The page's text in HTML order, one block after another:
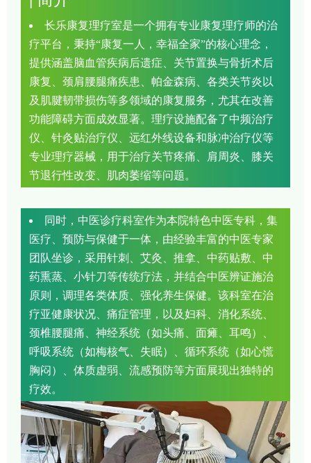
长乐康复理疗室是一个拥有专业康复理疗师的治
疗平台，秉持“康复一人，幸福全家”的核心理念，
提供涵盖脑血管疾病后遗症、关节置换与骨折术后
康复、颈肩腰腿痛疾患、帕金森病、各类关节炎以
及肌腱韧带损伤等多领域的康复服务，尤其在改善
功能障碍方面成效显著。理疗设施配备了中频治疗
仪、针灸贴治疗仪、远红外线设备和脉冲治疗仪等
专业理疗器械，用于治疗关节疼痛、肩周炎、膝关
节退行性改变、肌肉萎缩等问题。
同时，中医诊疗科室作为本院特色中医专科，集
医疗、预防与保健于一体，由经验丰富的中医专家
团队坐诊，采用针刺、艾灸、推拿、中药贴敷、中
药熏蒸、小针刀等传统疗法，并结合中医辨证施治
原则，调理各类体质、强化养生保健。该科室在治
疗亚健康状况、痛症管理，以及妇科、消化系统、
颈椎腰腿痛、神经系统（如头痛、面瘫、耳鸣）、
呼吸系统（如梅核气、失眠）、循环系统（如心慌
胸闷）、体质虚弱、流感预防等方面展现出独特的
疗效。